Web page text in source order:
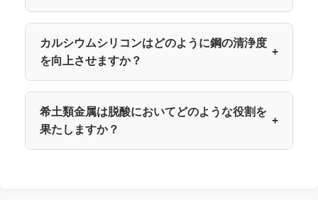
カルシウムシリコンはどのように鋼の清浄度
を向上させますか？
+
希土類金属は脱酸においてどのような役割を
果たしますか？
+